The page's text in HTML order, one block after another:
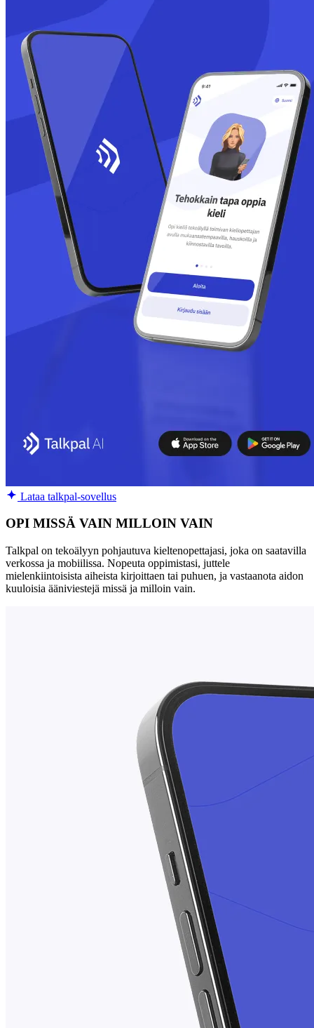
Lataa talkpal-sovellus
OPI MISSÄ VAIN MILLOIN VAIN
Talkpal on tekoälyyn pohjautuva kieltenopettajasi, joka on saatavilla
verkossa ja mobiilissa. Nopeuta oppimistasi, juttele
mielenkiintoisista aiheista kirjoittaen tai puhuen, ja vastaanota aidon
kuuloisia ääniviestejä missä ja milloin vain.